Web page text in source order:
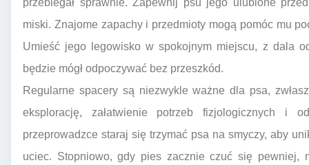
przebiegał sprawnie. Zapewnij psu jego ulubione
miski. Znajome zapachy i przedmioty mogą pomóc mu
Umieść jego legowisko w spokojnym miejscu, z dala
będzie mógł odpoczywać bez przeszkód.
Regularne spacery są niezwykle ważne dla psa,
eksplorację, załatwienie potrzeb fizjologicznych i
przeprowadzce staraj się trzymać psa na smyczy, aby
uciec. Stopniowo, gdy pies zacznie czuć się pewniej,